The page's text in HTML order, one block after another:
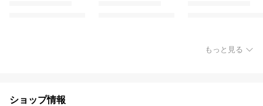
もっと見る
ショップ情報